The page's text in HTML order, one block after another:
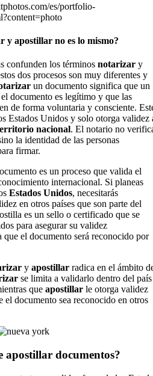
es/portfolio-
y apostillar no es lo mismo?
confunden los términos notarizar y
dos procesos son muy diferentes y
un documento significa que un
documento es legítimo y que las
de forma voluntaria y consciente.
Estados Unidos y solo otorga validez
nacional. El notario no
la identidad de las personas
firmar.
es un proceso que valida el
internacional. Si planeas
Estados Unidos, necesitarás
en otros países que son parte del
es un sello o certificado que se
para asegurar su validez
el documento será reconocido por
y apostillar radica en el ámbito
se limita a validarlo dentro del país
que apostillar le otorga validez
documento sea reconocido en otros
apostillar documentos?